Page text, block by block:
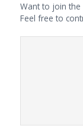
Want to join the
Feel free to